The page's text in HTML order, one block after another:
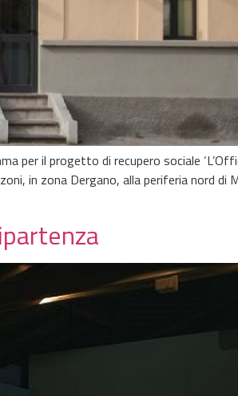
per il progetto di recupero sociale
in zona Dergano, alla periferia nord di